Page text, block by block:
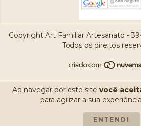
Ao navegar por este site você
para agilizar a sua
ENTENDI
Copyright Art Familiar Artesanato -
Todos os direitos